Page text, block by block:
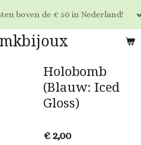
50 in Nederland!
dag
Holobomb
(Blauw: Iced
Gloss)
€ 2,00